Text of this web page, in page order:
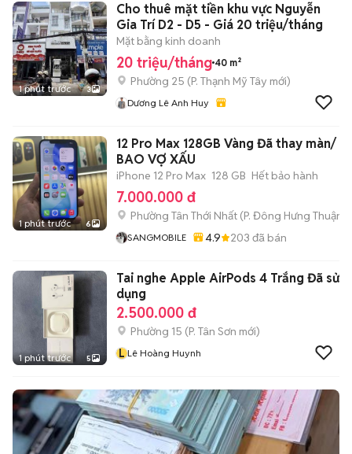
1 phút trước 3
Cho thuê mặt tiền khu vực Nguyễn
Gia Trí D2 - D5 - Giá 20 triệu/tháng
Mặt bằng kinh doanh
20 triệu/tháng 40 m²
Phường 25 (P. Thạnh Mỹ Tây mới)
Dương Lê Anh Huy
1 phút trước 6
12 Pro Max 128GB Vàng Đã thay màn/
BAO VỢ XẤU
iPhone 12 Pro Max 128 GB Hết bảo hành
7.000.000 đ
Phường Tân Thới Nhất (P. Đông Hưng Thuận
SANGMOBILE 4.9 203 đã bán
1 phút trước 5
Tai nghe Apple AirPods 4 Trắng Đã sử
dụng
2.500.000 đ
Phường 15 (P. Tân Sơn mới)
L Lê Hoàng Huynh